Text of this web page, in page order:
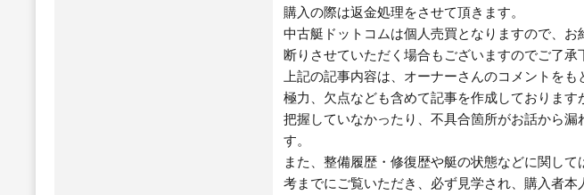
購入の際は返金処理をさせて頂きます。
中古艇ドットコムは個人売買となりますので、
断りさせていただく場合もございますのでご了承
上記の記事内容は、オーナーさんのコメントをも
極力、欠点なども含めて記事を作成しておりま
把握していなかったり、不具合箇所がお話から
す。
また、整備履歴・修復歴や艇の状態などに関し
考までにご覧いただき、必ず見学され、購入者本